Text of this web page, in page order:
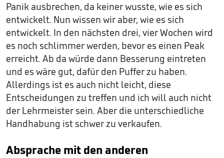
Panik ausbrechen, da keiner wusste, wie es sich
entwickelt. Nun wissen wir aber, wie es sich
entwickelt. In den nächsten drei, vier Wochen wird
es noch schlimmer werden, bevor es einen Peak
erreicht. Ab da würde dann Besserung eintreten
und es wäre gut, dafür den Puffer zu haben.
Allerdings ist es auch nicht leicht, diese
Entscheidungen zu treffen und ich will auch nicht
der Lehrmeister sein. Aber die unterschiedliche
Handhabung ist schwer zu verkaufen.
Absprache mit den anderen